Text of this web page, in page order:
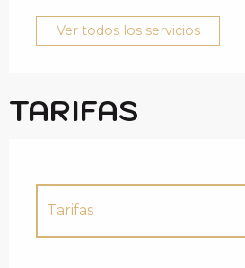
Ver todos los servicios
TARIFAS
Tarifas